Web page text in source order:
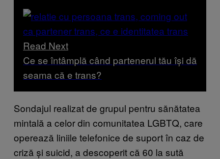
Read Next
Ce se întâmplă când partenerul tău își dă
seama că e trans?
Sondajul realizat de grupul pentru sănătatea
mintală a celor din comunitatea LGBTQ, care
operează liniile telefonice de suport în caz de
criză și suicid, a descoperit că 60 la sută